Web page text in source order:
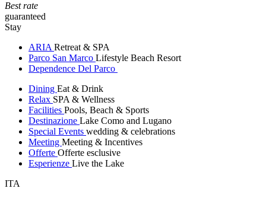
Best rate
guaranteed
Stay
ARIA Retreat & SPA
Parco San Marco Lifestyle Beach Resort
Dependence Del Parco
Dining Eat & Drink
Relax SPA & Wellness
Facilities Pools, Beach & Sports
Destinazione Lake Como and Lugano
Special Events wedding & celebrations
Meeting Meeting & Incentives
Offerte Offerte esclusive
Esperienze Live the Lake
ITA